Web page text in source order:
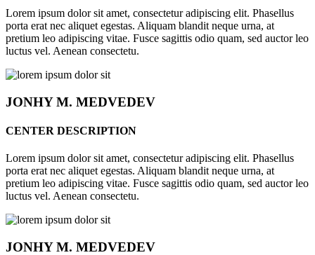
Lorem ipsum dolor sit amet, consectetur adipiscing elit. Phasellus
porta erat nec aliquet egestas. Aliquam blandit neque urna, at
pretium leo adipiscing vitae. Fusce sagittis odio quam, sed auctor leo
luctus vel. Aenean consectetu.
JONHYM. MEDVEDEV
CENTER DESCRIPTION
Lorem ipsum dolor sit amet, consectetur adipiscing elit. Phasellus
porta erat nec aliquet egestas. Aliquam blandit neque urna, at
pretium leo adipiscing vitae. Fusce sagittis odio quam, sed auctor leo
luctus vel. Aenean consectetu.
JONHYM. MEDVEDEV